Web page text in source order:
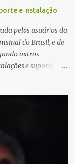
e instalação
pelos usuários da
do Brasil, e de
outros
e suporte